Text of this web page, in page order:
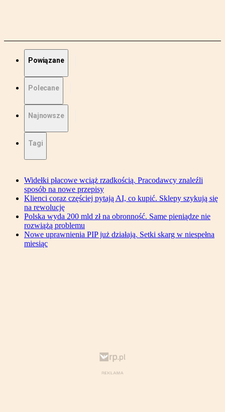
Powiązane
Polecane
Najnowsze
Tagi
Widełki płacowe wciąż rzadkością. Pracodawcy znaleźli
sposób na nowe przepisy
Klienci coraz częściej pytają AI, co kupić. Sklepy szykują się
na rewolucję
Polska wyda 200 mld zł na obronność. Same pieniądze nie
rozwiążą problemu
Nowe uprawnienia PIP już działają. Setki skarg w niespełna
miesiąc